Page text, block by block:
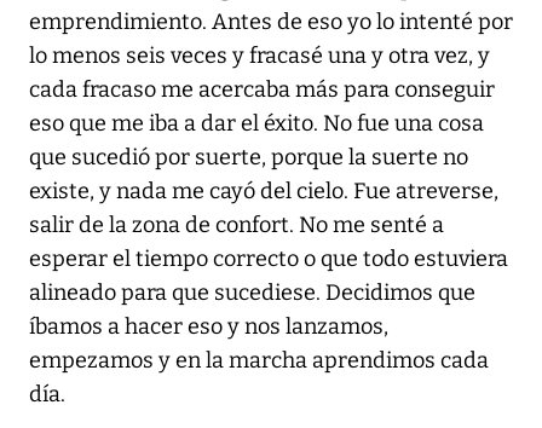
emprendimiento. Antes de eso yo lo intenté por
lo menos seis veces y fracasé una y otra vez, y
cada fracaso me acercaba más para conseguir
eso que me iba a dar el éxito. No fue una cosa
que sucedió por suerte, porque la suerte no
existe, y nada me cayó del cielo. Fue atreverse,
salir de la zona de confort. No me senté a
esperar el tiempo correcto o que todo estuviera
alineado para que sucediese. Decidimos que
íbamos a hacer eso y nos lanzamos,
empezamos y en la marcha aprendimos cada
día.